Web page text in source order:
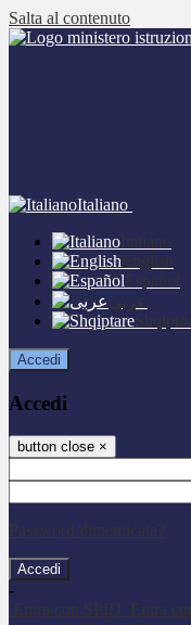
Salta al contenuto
Italiano
Italiano
English
Español
عربى
Accedi
Accedi
button close ×
Password dimenticata?
-
Entra con SPID
Entra